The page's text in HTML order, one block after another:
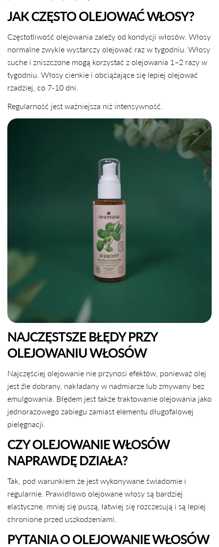
JAK CZĘSTO OLEJOWAĆ WŁOSY?
Częstotliwość olejowania zależy od kondycji włosów. Włosy
normalne zwykle wystarczy olejować raz w tygodniu. Włosy
suche i zniszczone mogą korzystać z olejowania 1–2 razy w
tygodniu. Włosy cienkie i obciążające się lepiej olejować
rzadziej, co 7-10 dni.
Regularność jest ważniejsza niż intensywność.
NAJCZĘSTSZE BŁĘDY PRZY
OLEJOWANIU WŁOSÓW
Najczęściej olejowanie nie przynosi efektów, ponieważ olej
jest źle dobrany, nakładany w nadmiarze lub zmywany bez
emulgowania. Błędem jest także traktowanie olejowania jako
jednorazowego zabiegu zamiast elementu długofalowej
pielęgnacji.
CZY OLEJOWANIE WŁOSÓW
NAPRAWDĘ DZIAŁA?
Tak, pod warunkiem że jest wykonywane świadomie i
regularnie. Prawidłowo olejowane włosy są bardziej
elastyczne, mniej się puszą, łatwiej się rozczesują i są lepiej
chronione przed uszkodzeniami.
PYTANIA O OLEJOWANIE WŁOSÓW